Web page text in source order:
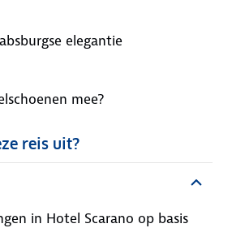
elegantie
mee?
reis uit?
in Hotel Scarano op basis